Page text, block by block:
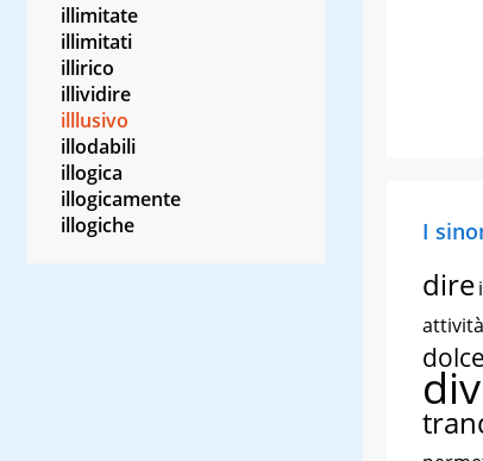
illimitate
illimitati
illirico
illividire
illlusivo
illodabili
illogica
illogicamente
illogiche
I
dire
attività
dolce